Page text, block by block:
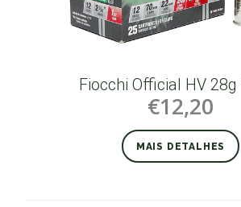
Fiocchi Official HV
€12,20
MAIS DETALHES